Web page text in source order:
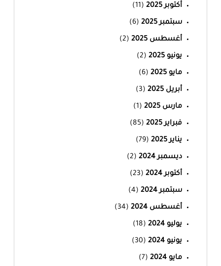
أكتوبر 2025 (11)
سبتمبر 2025 (6)
أغسطس 2025 (2)
يونيو 2025 (2)
مايو 2025 (6)
أبريل 2025 (3)
مارس 2025 (1)
فبراير 2025 (85)
يناير 2025 (79)
ديسمبر 2024 (2)
أكتوبر 2024 (23)
سبتمبر 2024 (4)
أغسطس 2024 (34)
يوليو 2024 (18)
يونيو 2024 (30)
مايو 2024 (7)